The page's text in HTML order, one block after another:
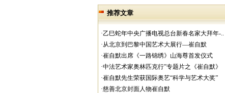
推荐文章
·乙巳蛇年中央广播电视总台新春名家大拜年-..
·从北京到巴黎中国艺术大展行—崔自默
·崔自默出席《一路锦绣》山海尊首发仪式
·中法艺术家奥林匹克行”专题片之《崔自默》
·崔自默先生荣获国际奥艺“科学与艺术大奖”
·慈善北京封面人物崔自默